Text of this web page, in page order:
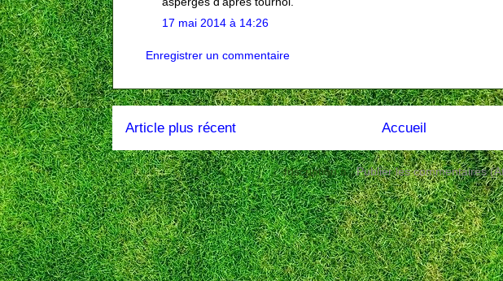
17 mai 2014 à 14:26
Enregistrer un commentaire
Article plus récent Accueil
Inscription à :Publier les commentaires